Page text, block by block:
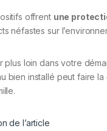
offrent une
néfastes sur
plus loin dans votre
bien installé peut faire
de l’article